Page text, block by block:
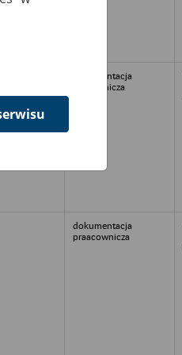
dokumentacja
pracownicza
dokumentacja
praacownicza